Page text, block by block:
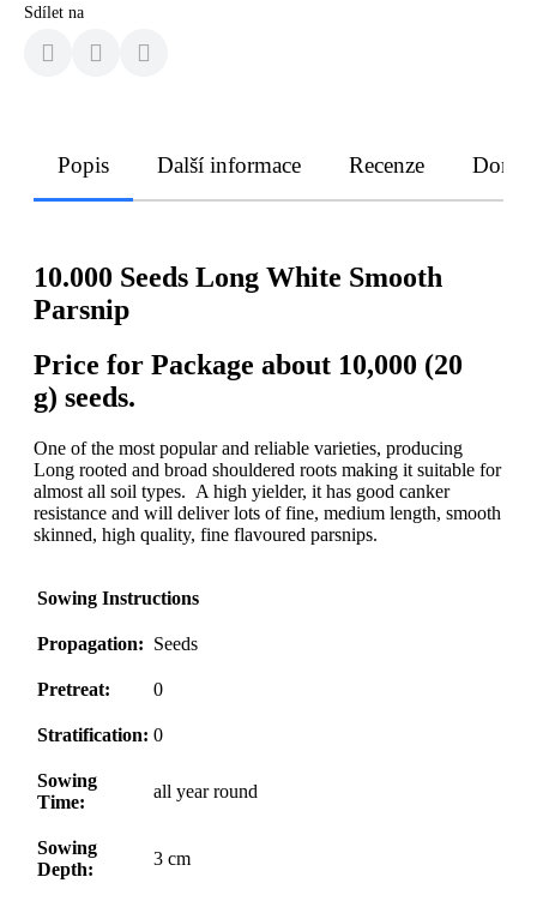
Sdílet na
Popis Další informace Recenze
10.000 Seeds Long White Smooth
Parsnip
Price for Package about 10,000 (20
g) seeds.
One of the most popular and reliable varieties, producing
Long rooted and broad shouldered roots making it suitable for
almost all soil types. A high yielder, it has good canker
resistance and will deliver lots of fine, medium length, smooth
skinned, high quality, fine flavoured parsnips.
Sowing Instructions
Propagation: Seeds
Pretreat: 0
Stratification: 0
Sowing
Time:
all year round
Sowing
Depth:
3 cm